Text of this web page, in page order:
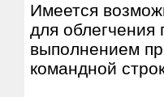
Имеется
для облегчения
выполнением
командной